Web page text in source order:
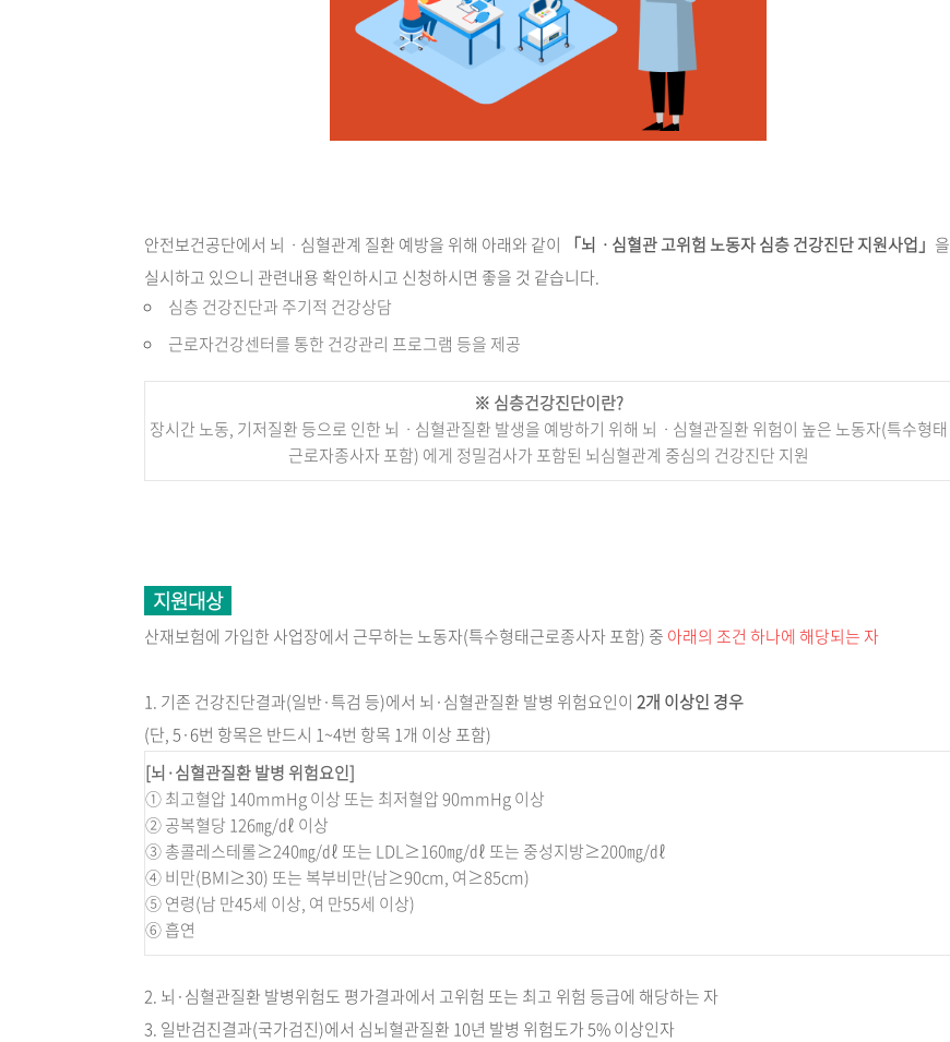
안전보건공단에서 뇌ㆍ심혈관계 질환 예방을 위해 아래와 같이 「뇌ㆍ심혈관 고위험 노동자 심층 건강진단 지원사업」 을
실시하고 있으니 관련내용 확인하시고 신청하시면 좋을 것 같습니다.
심층 건강진단과 주기적 건강상담
근로자건강센터를 통한 건강관리 프로그램 등을 제공
※ 심층건강진단이란?
장시간 노동, 기저질환 등으로 인한 뇌ㆍ심혈관질환 발생을 예방하기 위해 뇌ㆍ심혈관질환 위험이 높은 노동자(특수형태
근로자종사자 포함) 에게 정밀검사가 포함된 뇌심혈관계 중심의 건강진단 지원
지원대상
산재보험에 가입한 사업장에서 근무하는 노동자(특수형태근로종사자 포함) 중 아래의 조건 하나에 해당되는 자
1. 기존 건강진단결과(일반·특검 등)에서 뇌·심혈관질환 발병 위험요인이 2개 이상인 경우
(단, 5·6번 항목은 반드시 1~4번 항목 1개 이상 포함)
[뇌·심혈관질환 발병 위험요인]
① 최고혈압 140mmHg 이상 또는 최저혈압 90mmHg 이상
② 공복혈당 126㎎/㎗ 이상
③ 총콜레스테롤≥240㎎/㎗ 또는 LDL≥160㎎/㎗ 또는 중성지방≥200㎎/㎗
④ 비만(BMI≥30) 또는 복부비만(남≥90cm, 여≥85cm)
⑤ 연령(남 만45세 이상, 여 만55세 이상)
⑥ 흡연
2. 뇌·심혈관질환 발병위험도 평가결과에서 고위험 또는 최고 위험 등급에 해당하는 자
3. 일반검진결과(국가검진)에서 심뇌혈관질환 10년 발병 위험도가 5% 이상인자